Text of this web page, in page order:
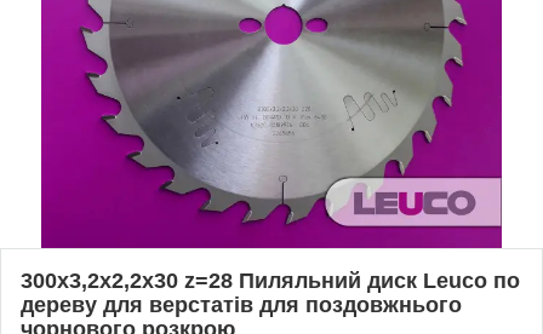
300х3,2х2,2х30 z=28 Пиляльний диск Leuco по
дереву для верстатів для поздовжнього
чорнового розкрою